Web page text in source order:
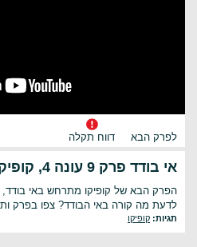
לפרק הבא דווח תקלה
אי בודד פרק 9 עונה 4, קופיקו
לדעת מה קורה באי הבודד? צפו בפרק
תגיות: קופיקו